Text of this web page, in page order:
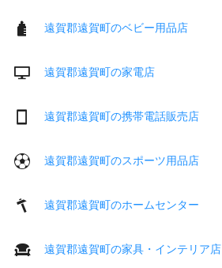
遠賀郡遠賀町のベビー用品店
遠賀郡遠賀町の家電店
遠賀郡遠賀町の携帯電話販売店
遠賀郡遠賀町のスポーツ用品店
遠賀郡遠賀町のホームセンター
遠賀郡遠賀町の家具・インテリア店